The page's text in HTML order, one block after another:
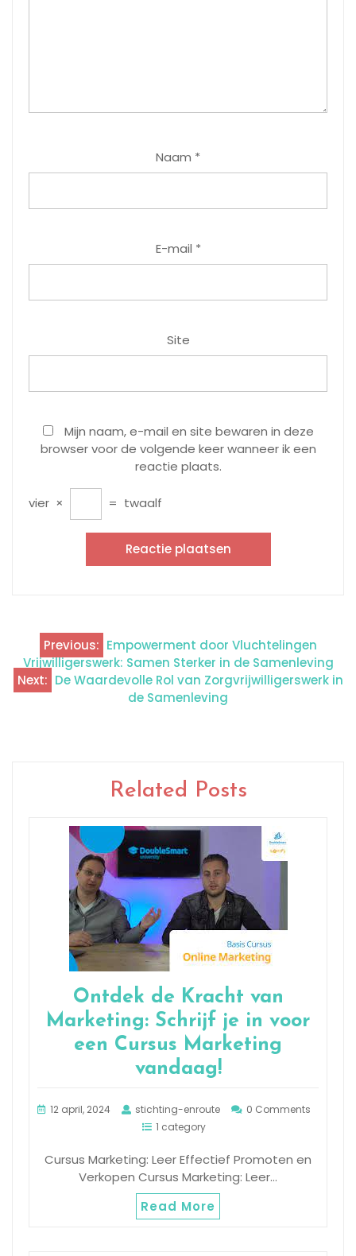
Naam *
E-mail *
Site
Mijn naam, e-mail en site bewaren in deze
browser voor de volgende keer wanneer ik een
reactie plaats.
vier × = twaalf
Berichtnavigatie
Previous: Empowerment door Vluchtelingen
Vrijwilligerswerk: Samen Sterker in de Samenleving
Next: De Waardevolle Rol van Zorgvrijwilligerswerk in
de Samenleving
Related Posts
Ontdek de Kracht van
Marketing: Schrijf je in voor
een Cursus Marketing
vandaag!
12 april, 2024 stichting-enroute
0 Comments
1 category
Cursus Marketing: Leer Effectief Promoten en
Verkopen Cursus Marketing: Leer…
Read More